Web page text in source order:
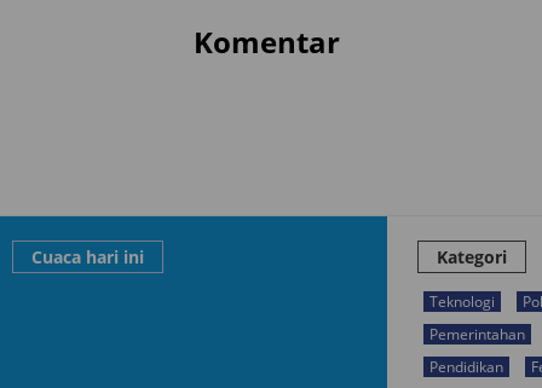
Komentar
Cuaca hari ini Kategori
Teknologi
Pemerintahan
Pendidikan